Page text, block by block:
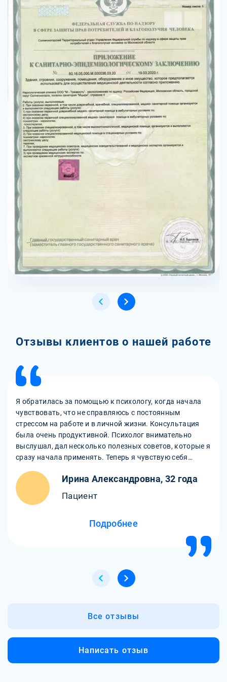
Отзывы клиентов о нашей работе
Я обратилась за помощью к психологу, когда начала
чувствовать, что не справляюсь с постоянным
стрессом на работе и в личной жизни. Консультация
была очень продуктивной. Психолог внимательно
выслушал, дал несколько полезных советов, которые я
сразу начала применять. Теперь я чувствую себя
профессионализм и поддержку!
Ирина Александровна, 32 года
Пациент
Подробнее
Все отзывы
Написать отзыв